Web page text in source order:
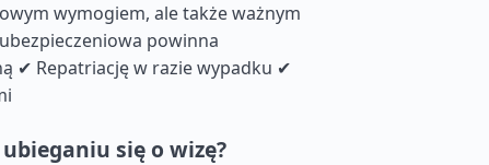
wymogiem, ale także ważnym
powinna
✔ Repatriację w razie wypadku ✔
się o wizę?